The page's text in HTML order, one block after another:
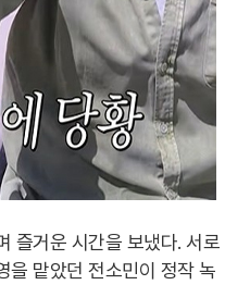
즐거운 시간을 보냈다. 서로
을 맡았던 전소민이 정작 녹